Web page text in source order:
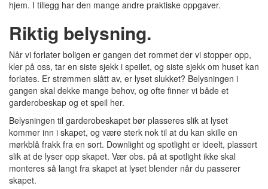
hjem. I tillegg har den mange andre praktiske oppgaver.
Riktig belysning.
Når vi forlater boligen er gangen det rommet der vi stopper opp,
kler på oss, tar en siste sjekk i speilet, og siste sjekk om huset kan
forlates. Er strømmen slått av, er lyset slukket? Belysningen i
gangen skal dekke mange behov, og ofte finner vi både et
garderobeskap og et speil her.
Belysningen til garderobeskapet bør plasseres slik at lyset
kommer inn i skapet, og være sterk nok til at du kan skille en
mørkblå frakk fra en sort. Downlight og spotlight er ideelt, plassert
slik at de lyser opp skapet. Vær obs. på at spotlight ikke skal
monteres så langt fra skapet at lyset blender når du passerer
skapet.